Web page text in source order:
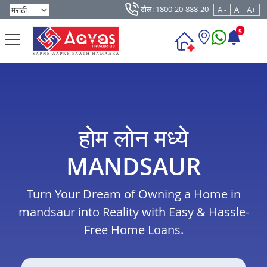
टोल: 1800-20-888-20 A - A A+
5
होम लोन मध्ये
MANDSAUR
Turn Your Dream of Owning a Home in
mandsaur into Reality with Easy & Hassle-
Free Home Loans.